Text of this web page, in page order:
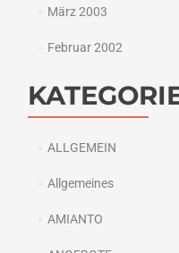
März 2003
Februar 2002
ALLGEMEIN
Allgemeines
AMIANTO